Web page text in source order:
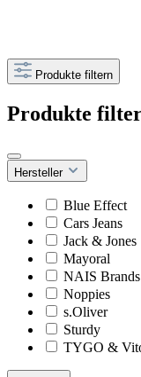
Produkte filtern
Produkte
Hersteller
Blue Effect
Cars Jeans
Jack & Jones
Mayoral
NAIS Brands
Noppies
s.Oliver
Sturdy
TYGO &